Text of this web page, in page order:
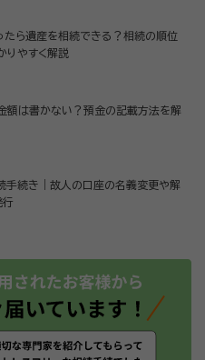
たら遺産を相続できる？相続の順位
りやすく解説
額は書かない？預金の記載方法を解
手続き｜故人の口座の名義変更や解
行